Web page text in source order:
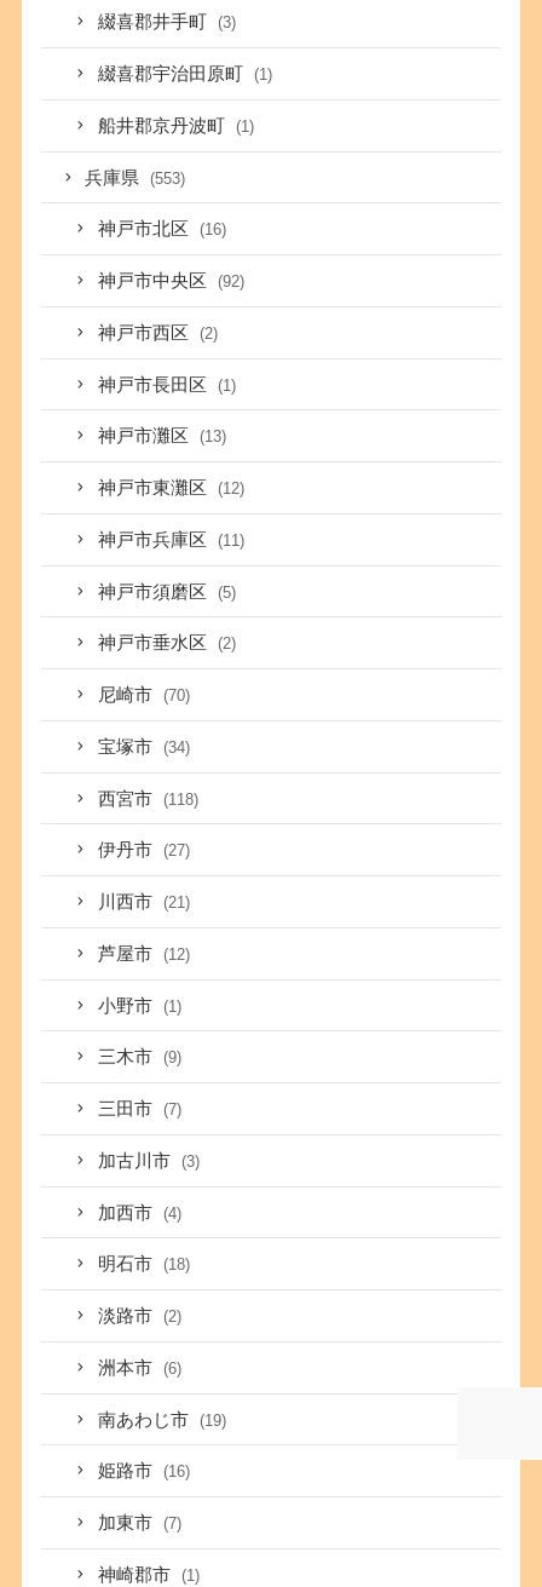
綴喜郡井手町 (3)
綴喜郡宇治田原町 (1)
船井郡京丹波町 (1)
兵庫県 (553)
神戸市北区 (16)
神戸市中央区 (92)
神戸市西区 (2)
神戸市長田区 (1)
神戸市灘区 (13)
神戸市東灘区 (12)
神戸市兵庫区 (11)
神戸市須磨区 (5)
神戸市垂水区 (2)
尼崎市 (70)
宝塚市 (34)
西宮市 (118)
伊丹市 (27)
川西市 (21)
芦屋市 (12)
小野市 (1)
三木市 (9)
三田市 (7)
加古川市 (3)
加西市 (4)
明石市 (18)
淡路市 (2)
洲本市 (6)
南あわじ市 (19)
姫路市 (16)
加東市 (7)
神崎郡市 (1)